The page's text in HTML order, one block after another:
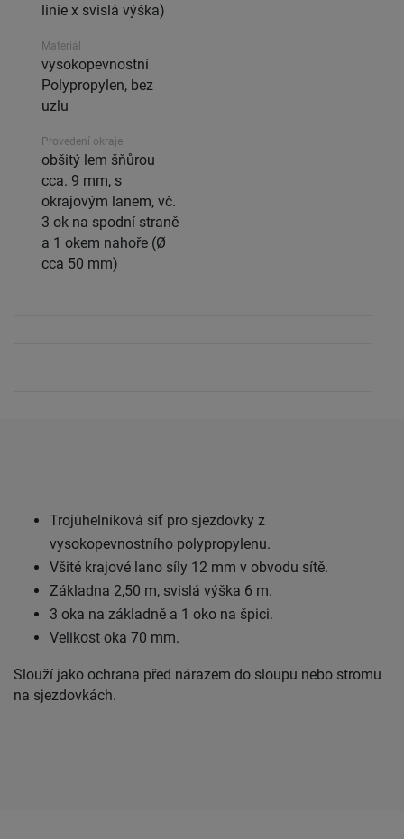
linie x svislá výška)
Materiál
vysokopevnostní
Polypropylen, bez
uzlu
Provedení okraje
obšitý lem šňůrou
cca. 9 mm, s
okrajovým lanem, vč.
3 ok na spodní straně
a 1 okem nahoře (Ø
cca 50 mm)
Trojúhelníková síť pro sjezdovky z
vysokopevnostního polypropylenu.
Všité krajové lano síly 12 mm v obvodu sítě.
Základna 2,50 m, svislá výška 6 m.
3 oka na základně a 1 oko na špici.
Velikost oka 70 mm.
Slouží jako ochrana před nárazem do sloupu nebo stromu
na sjezdovkách.